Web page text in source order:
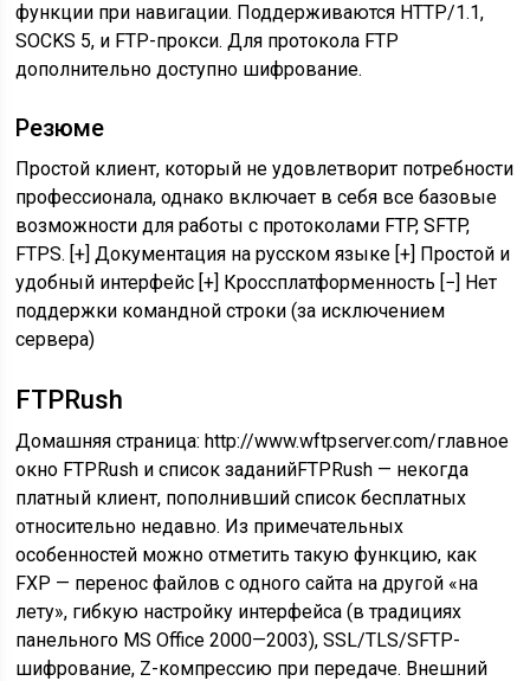
функции при навигации. Поддерживаются HTTP/1.1,
SOCKS 5, и FTP-прокси. Для протокола FTP
дополнительно доступно шифрование.
Резюме
Простой клиент, который не удовлетворит потребности
профессионала, однако включает в себя все базовые
возможности для работы с протоколами FTP, SFTP,
FTPS. [+] Документация на русском языке [+] Простой и
удобный интерфейс [+] Кроссплатформенность [−] Нет
поддержки командной строки (за исключением
сервера)
FTPRush
Домашняя страница: http://www.wftpserver.com/главное
окно FTPRush и список заданийFTPRush — некогда
платный клиент, пополнивший список бесплатных
относительно недавно. Из примечательных
особенностей можно отметить такую функцию, как
FXP — перенос файлов с одного сайта на другой «на
лету», гибкую настройку интерфейса (в традициях
панельного MS Office 2000—2003), SSL/TLS/SFTP-
шифрование, Z-компрессию при передаче. Внешний